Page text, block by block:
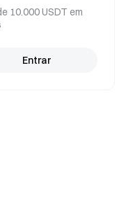
10.000 USDT em
Entrar